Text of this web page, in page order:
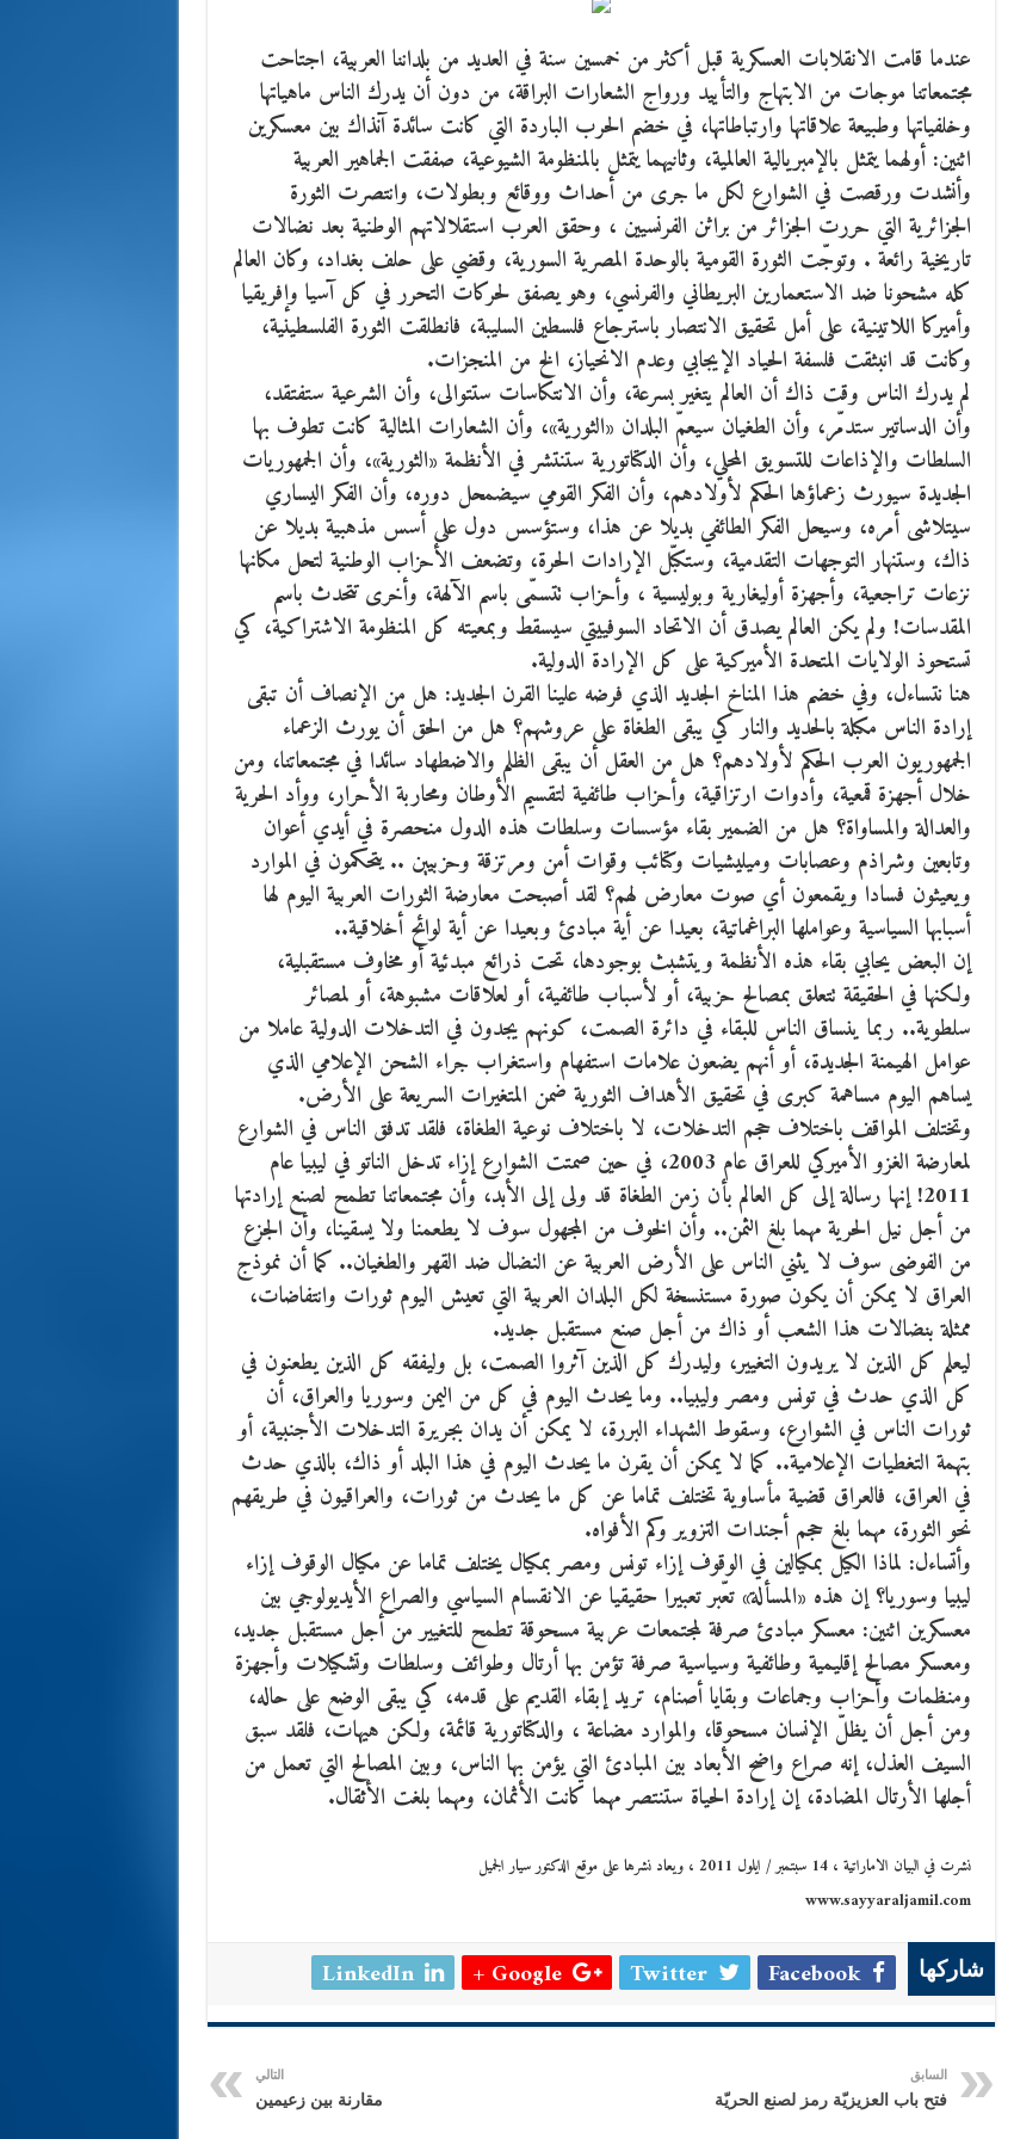
عندما قامت الانقلابات العسكرية قبل أكثر من خمسين سنة في العديد من بلداننا العربية، اجتاحت
مجتمعاتنا موجات من الابتهاج والتأييد ورواج الشعارات البراقة، من دون أن يدرك الناس ماهياتها
وخلفياتها وطبيعة علاقاتها وارتباطاتها، في خضم الحرب الباردة التي كانت سائدة آنذاك بين معسكرين
اثنين: أولهما يتمثل بالإمبريالية العالمية، وثانيهما يتمثل بالمنظومة الشيوعية، صفقت الجماهير العربية
وأنشدت ورقصت في الشوارع لكل ما جرى من أحداث ووقائع وبطولات، وانتصرت الثورة
الجزائرية التي حررت الجزائر من براثن الفرنسيين ، وحقق العرب استقلالاتهم الوطنية بعد نضالات
تاريخية رائعة . وتوجّت الثورة القومية بالوحدة المصرية السورية، وقضي على حلف بغداد، وكان العالم
كله مشحونا ضد الاستعمارين البريطاني والفرنسي، وهو يصفق لحركات التحرر في كل آسيا وإفريقيا
وأميركا اللاتينية، على أمل تحقيق الانتصار باسترجاع فلسطين السليبة، فانطلقت الثورة الفلسطينية،
وكانت قد انبثقت فلسفة الحياد الإيجابي وعدم الانحياز، الخ من المنجزات.
لم يدرك الناس وقت ذاك أن العالم يتغير بسرعة، وأن الانتكاسات ستتوالى، وأن الشرعية ستفتقد،
وأن الدساتير ستدمّر، وأن الطغيان سيعمّ البلدان «الثورية»، وأن الشعارات المثالية كانت تطوف بها
السلطات والإذاعات للتسويق المحلي، وأن الدكتاتورية ستنتشر في الأنظمة «الثورية»، وأن الجمهوريات
الجديدة سيورث زعماؤها الحكم لأولادهم، وأن الفكر القومي سيضمحل دوره، وأن الفكر اليساري
سيتلاشى أمره، وسيحل الفكر الطائفي بديلا عن هذا، وستؤسس دول على أسس مذهبية بديلا عن
ذاك، وستنهار التوجهات التقدمية، وستكبّل الإرادات الحرة، وتضعف الأحزاب الوطنية لتحل مكانها
نزعات تراجعية، وأجهزة أوليغارية وبوليسية ، وأحزاب تتسمّى باسم الآلهة، وأخرى تتحدث باسم
المقدسات! ولم يكن العالم يصدق أن الاتحاد السوفييتي سيسقط وبمعيته كل المنظومة الاشتراكية، كي
تستحوذ الولايات المتحدة الأميركية على كل الإرادة الدولية.
هنا نتساءل، وفي خضم هذا المناخ الجديد الذي فرضه علينا القرن الجديد: هل من الإنصاف أن تبقى
إرادة الناس مكبلة بالحديد والنار كي يبقى الطغاة على عروشهم؟ هل من الحق أن يورث الزعماء
الجمهوريون العرب الحكم لأولادهم؟ هل من العقل أن يبقى الظلم والاضطهاد سائدا في مجتمعاتنا، ومن
خلال أجهزة قمعية، وأدوات ارتزاقية، وأحزاب طائفية لتقسيم الأوطان ومحاربة الأحرار، ووأد الحرية
والعدالة والمساواة؟ هل من الضمير بقاء مؤسسات وسلطات هذه الدول منحصرة في أيدي أعوان
وتابعين وشراذم وعصابات وميليشيات وكتائب وقوات أمن ومرتزقة وحزبيين .. يتحكمون في الموارد
ويعيثون فسادا ويقمعون أي صوت معارض لهم؟ لقد أصبحت معارضة الثورات العربية اليوم لها
أسبابها السياسية وعواملها البراغماتية، بعيدا عن أية مبادئ وبعيدا عن أية لوائح أخلاقية..
إن البعض يحابي بقاء هذه الأنظمة ويتشبث بوجودها، تحت ذرائع مبدئية أو مخاوف مستقبلية،
ولكنها في الحقيقة تتعلق بمصالح حزبية، أو لأسباب طائفية، أو لعلاقات مشبوهة، أو لمصائر
سلطوية.. ربما ينساق الناس للبقاء في دائرة الصمت، كونهم يجدون في التدخلات الدولية عاملا من
عوامل الهيمنة الجديدة، أو أنهم يضعون علامات استفهام واستغراب جراء الشحن الإعلامي الذي
يساهم اليوم مساهمة كبرى في تحقيق الأهداف الثورية ضمن المتغيرات السريعة على الأرض.
وتختلف المواقف باختلاف حجم التدخلات، لا باختلاف نوعية الطغاة، فلقد تدفق الناس في الشوارع
لمعارضة الغزو الأميركي للعراق عام 2003، في حين صمتت الشوارع إزاء تدخل الناتو في ليبيا عام
2011! إنها رسالة إلى كل العالم بأن زمن الطغاة قد ولى إلى الأبد، وأن مجتمعاتنا تطمح لصنع إرادتها
من أجل نيل الحرية مهما بلغ الثمن.. وأن الخوف من المجهول سوف لا يطعمنا ولا يسقينا، وأن الجزع
من الفوضى سوف لا يثني الناس على الأرض العربية عن النضال ضد القهر والطغيان.. كما أن نموذج
العراق لا يمكن أن يكون صورة مستنسخة لكل البلدان العربية التي تعيش اليوم ثورات وانتفاضات،
ممثلة بنضالات هذا الشعب أو ذاك من أجل صنع مستقبل جديد.
ليعلم كل الذين لا يريدون التغيير، وليدرك كل الذين آثروا الصمت، بل وليفقه كل الذين يطعنون في
كل الذي حدث في تونس ومصر وليبيا.. وما يحدث اليوم في كل من اليمن وسوريا والعراق، أن
ثورات الناس في الشوارع، وسقوط الشهداء البررة، لا يمكن أن يدان بجريرة التدخلات الأجنبية، أو
بتهمة التغطيات الإعلامية.. كما لا يمكن أن يقرن ما يحدث اليوم في هذا البلد أو ذاك، بالذي حدث
في العراق، فالعراق قضية مأساوية تختلف تماما عن كل ما يحدث من ثورات، والعراقيون في طريقهم
نحو الثورة، مهما بلغ حجم أجندات التزوير وكم الأفواه.
وأتساءل: لماذا الكيل بمكيالين في الوقوف إزاء تونس ومصر بمكيال يختلف تماما عن مكيال الوقوف إزاء
ليبيا وسوريا؟ إن هذه «المسألة» تعّبر تعبيرا حقيقيا عن الانقسام السياسي والصراع الأيديولوجي بين
معسكرين اثنين: معسكر مبادئ صرفة لمجتمعات عربية مسحوقة تطمح للتغيير من أجل مستقبل جديد،
ومعسكر مصالح إقليمية وطائفية وسياسية صرفة تؤمن بها أرتال وطوائف وسلطات وتشكيلات وأجهزة
ومنظمات وأحزاب وجماعات وبقايا أصنام، تريد إبقاء القديم على قدمه، كي يبقى الوضع على حاله،
ومن أجل أن يظلّ الإنسان مسحوقا، والموارد مضاعة ، والدكتاتورية قائمة، ولكن هيهات، فلقد سبق
السيف العذل، إنه صراع واضح الأبعاد بين المبادئ التي يؤمن بها الناس، وبين المصالح التي تعمل من
أجلها الأرتال المضادة، إن إرادة الحياة ستنتصر مهما كانت الأثمان، ومهما بلغت الأثقال.
نشرت في البيان الاماراتية ، 14 سبتمبر / ايلول 2011 ، ويعاد نشرها على موقع الدكتور سيار الجميل
www.sayyaraljamil.com
شاركها Facebook
Twitter
Google +
LinkedIn
السابق
فتح باب العزيزيّة رمز لصنع الحريّة
التالي
مقارنة بين زعيمين